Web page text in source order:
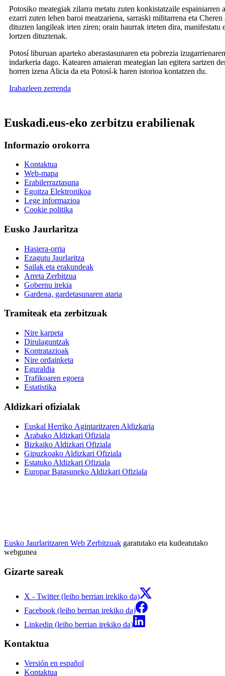
Potosiko meategiak zilarra metatu zuten konkistatzaile
ezarri zuten lehen baroi meatzariena, sarraski militarrena eta
dituzten langileak irten ziren; orain haurrak irteten dira, manifestatu
lortzen dituztenak.
Potosí liburuan aparteko aberastasunaren eta pobrezia
indarkeria dago. Katearen amaieran meategian lan egitera sartzen
horren izena Alicia da eta Potosí-k haren istorioa kontatzen du.
Irabazleen zerrenda
Euskadi.eus-eko zerbitzu erabilienak
Informazio orokorra
Kontaktua
Web-mapa
Erabilerraztasuna
Egoitza Elektronikoa
Lege informazioa
Cookie politika
Eusko Jaurlaritza
Hasiera-orria
Ezagutu Jaurlaritza
Sailak eta erakundeak
Arreta Zerbitzua
Gobernu irekia
Gardena, gardetasunaren ataria
Tramiteak eta zerbitzuak
Nire karpeta
Dirulaguntzak
Kontratazioak
Nire ordainketa
Eguraldia
Trafikoaren egoera
Estatistika
Aldizkari ofizialak
Euskal Herriko Agintaritzaren Aldizkaria
Arabako Aldizkari Ofiziala
Bizkaiko Aldizkari Ofiziala
Gipuzkoako Aldizkari Ofiziala
Estatuko Aldizkari Ofiziala
Europar Batasuneko Aldizkari Ofiziala
Eusko Jaurlaritzaren Web Zerbitzuak garatutako eta kudeatutako
webgunea
Gizarte sareak
X - Twitter (leiho berrian irekiko da)
Facebook (leiho berrian irekiko da)
Linkedin (leiho berrian irekiko da)
Kontaktua
Versión en español
Kontaktua